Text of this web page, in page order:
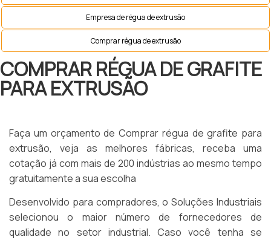
Empresa de régua de extrusão
Comprar régua de extrusão
COMPRAR RÉGUA DE GRAFITE
PARA EXTRUSÃO
Faça um orçamento de Comprar régua de grafite para
extrusão, veja as melhores fábricas, receba uma
cotação já com mais de 200 indústrias ao mesmo tempo
gratuitamente a sua escolha
Desenvolvido para compradores, o Soluções Industriais
selecionou o maior número de fornecedores de
qualidade no setor industrial. Caso você tenha se